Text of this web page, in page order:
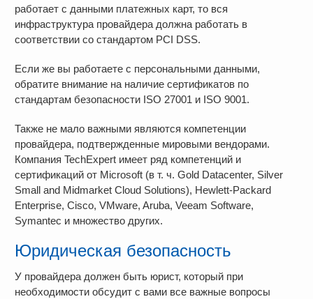
работает с данными платежных карт, то вся
инфраструктура провайдера должна работать в
соответствии со стандартом PCI DSS.
Если же вы работаете с персональными данными,
обратите внимание на наличие сертификатов по
стандартам безопасности ISO 27001 и ISO 9001.
Также не мало важными являются компетенции
провайдера, подтвержденные мировыми вендорами.
Компания TechExpert имеет ряд компетенций и
сертификаций от Microsoft (в т. ч. Gold Datacenter, Silver
Small and Midmarket Cloud Solutions), Hewlett-Packard
Enterprise, Cisco, VMware, Aruba, Veeam Software,
Symantec и множество других.
Юридическая безопасность
У провайдера должен быть юрист, который при
необходимости обсудит с вами все важные вопросы